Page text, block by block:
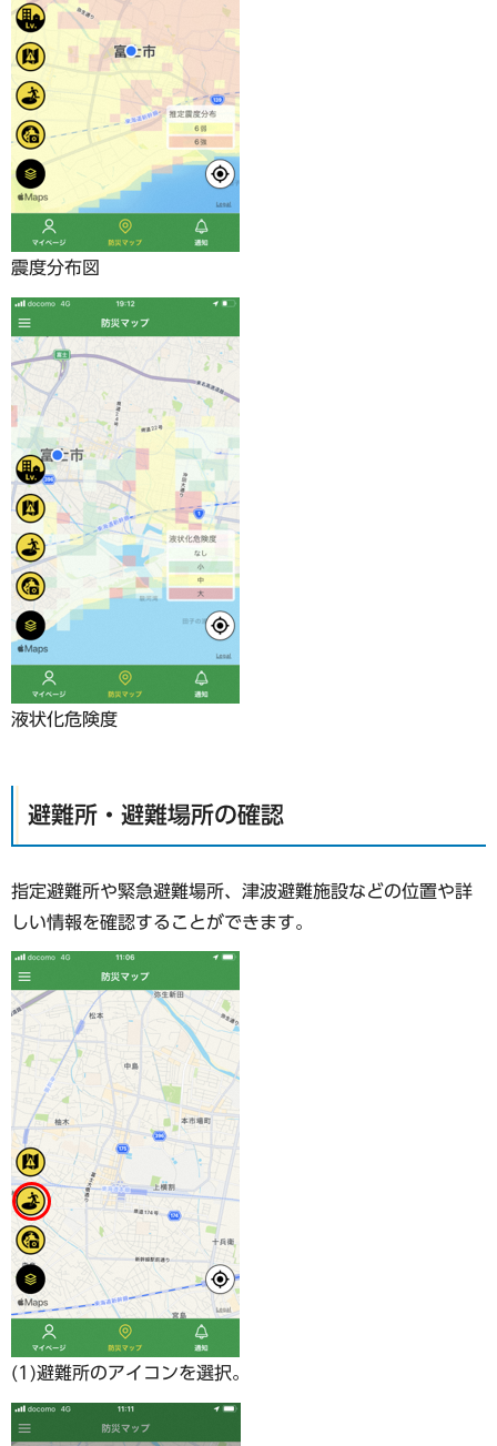
震度分布図
液状化危険度
避難所・避難場所の確認
指定避難所や緊急避難場所、津波避難施設などの位置や詳
しい情報を確認することができます。
(1)避難所のアイコンを選択。